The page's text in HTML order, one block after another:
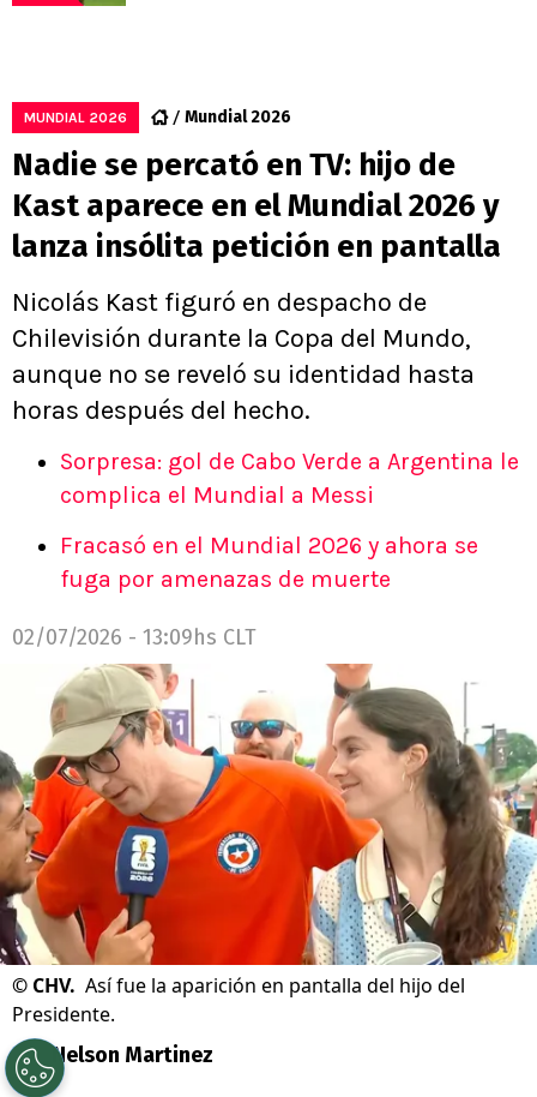
MUNDIAL 2026 Mundial 2026
Nadie se percató en TV: hijo de
Kast aparece en el Mundial 2026 y
lanza insólita petición en pantalla
Nicolás Kast figuró en despacho de
Chilevisión durante la Copa del Mundo,
aunque no se reveló su identidad hasta
horas después del hecho.
Sorpresa: gol de Cabo Verde a Argentina le
complica el Mundial a Messi
Fracasó en el Mundial 2026 y ahora se
fuga por amenazas de muerte
02/07/2026 - 13:09hs CLT
© CHV. Así fue la aparición en pantalla del hijo del
Presidente.
Por Nelson Martinez